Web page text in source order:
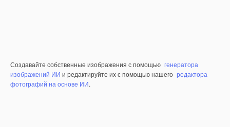
Создавайте собственные изображения с помощью генератора
изображений ИИ и редактируйте их с помощью нашего редактора
фотографий на основе ИИ.